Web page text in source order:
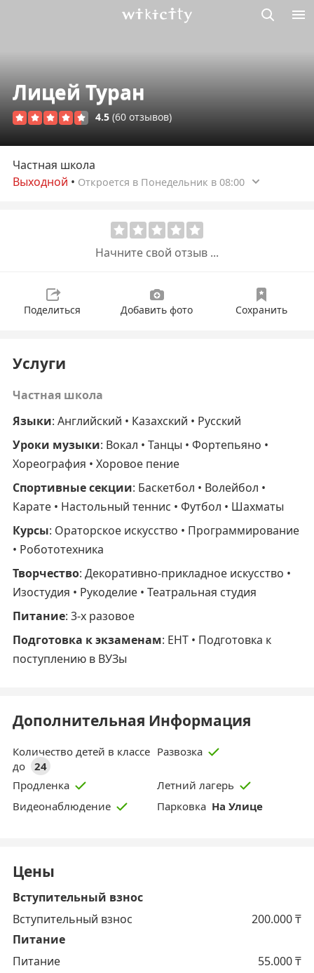
Лицей Туран
4.5 (60 отзывов)
Частная школа
Выходной • Откроется в Понедельник в 08:00
Начните свой отзыв ...
Поделиться Добавить фото Сохранить
Услуги
Частная школа
Языки: Английский • Казахский • Русский
Уроки музыки: Вокал • Танцы • Фортепьяно •
Хореография • Хоровое пение
Спортивные секции: Баскетбол • Волейбол •
Карате • Настольный теннис • Футбол • Шахматы
Курсы: Ораторское искусство • Программирование
• Робототехника
Творчество: Декоративно-прикладное искусство •
Изостудия • Рукоделие • Театральная студия
Питание: 3-х разовое
Подготовка к экзаменам: ЕНТ • Подготовка к
поступлению в ВУЗы
Дополнительная Информация
Количество детей в классе
до
24
Развозка
Продленка
Летний лагерь
Видеонаблюдение
Парковка На Улице
Цены
Вступительный взнос
Вступительный взнос
200.000₸
Питание
Питание
55.000₸